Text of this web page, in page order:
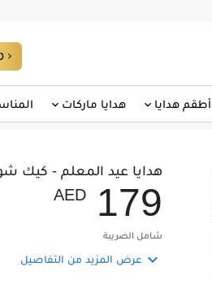
أطقم هدايا هدايا ماركات
هدايا عيد المعلم - كيك
AED 179
شامل الضريبة
 عرض المزيد من التفاصيل